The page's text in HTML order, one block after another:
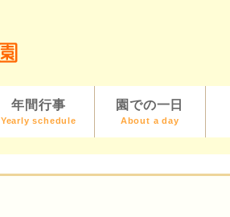
年間行事
Yearly schedule
園での一日
About a day